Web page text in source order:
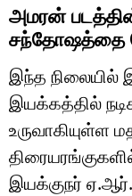
அமரன்
சந்தோஷத்தை
இந்த நிலையில்
இயக்கத்தில்
உருவாகியுள்ள
இயக்குநர்